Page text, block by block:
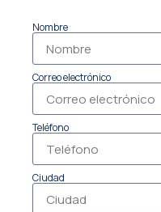
Nombre
Correo electrónico
Teléfono
Ciudad